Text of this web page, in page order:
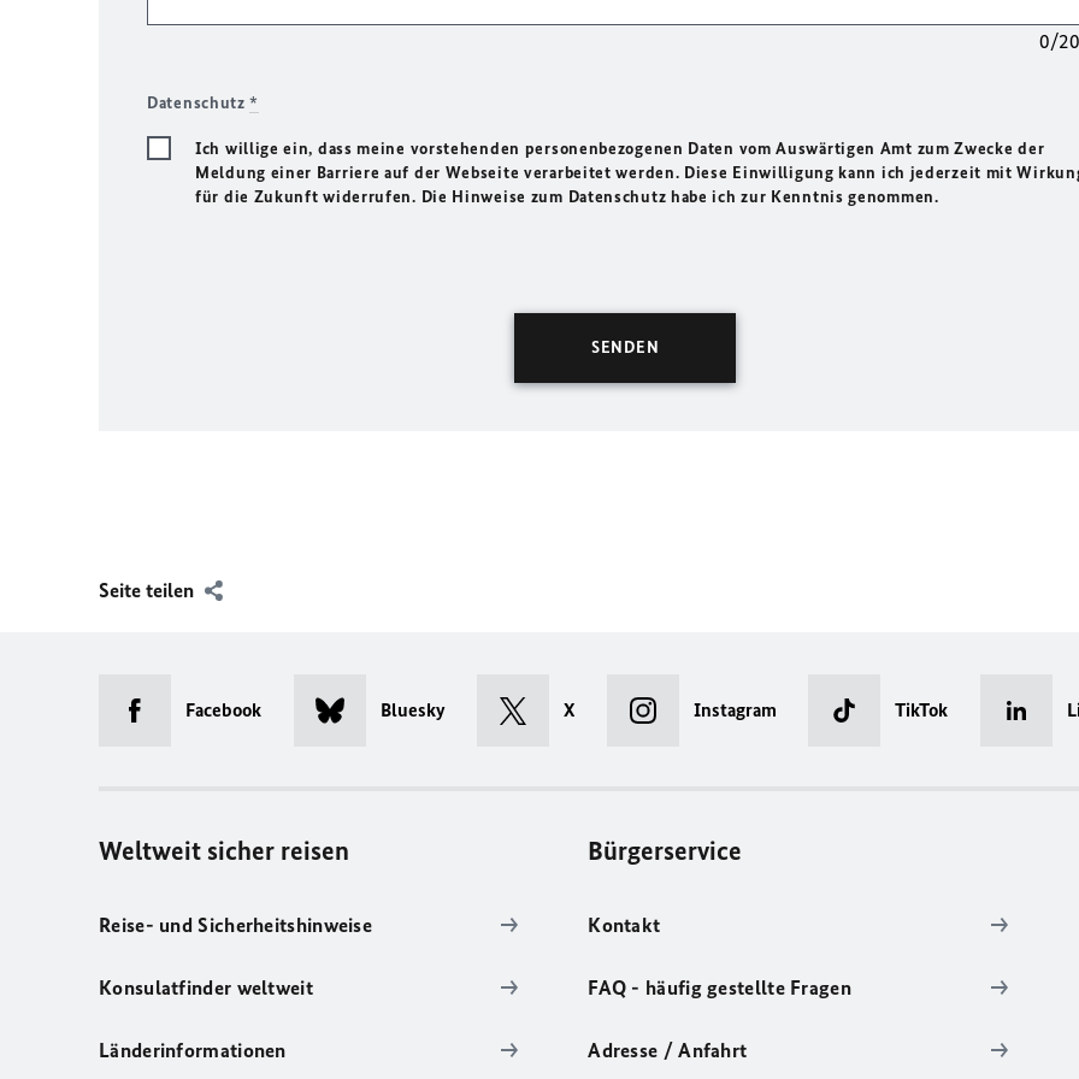
0/
Datenschutz*
Ich willige ein, dass meine vorstehenden personenbezogenen Daten vom Auswärtigen Amt zum Zwecke der
Meldung einer Barriere auf der Webseite verarbeitet werden. Diese Einwilligung kann ich jederzeit mit
für die Zukunft widerrufen. Die Hinweise zum Datenschutz habe ich zur Kenntnis genommen.
Seite teilen
Facebook Bluesky X Instagram TikTok
Weltweit sicher reisen
Reise- und Sicherheitshinweise
Konsulatfinder weltweit
Länderinformationen
Bürgerservice
Kontakt
FAQ - häufig gestellte Fragen
Adresse / Anfahrt